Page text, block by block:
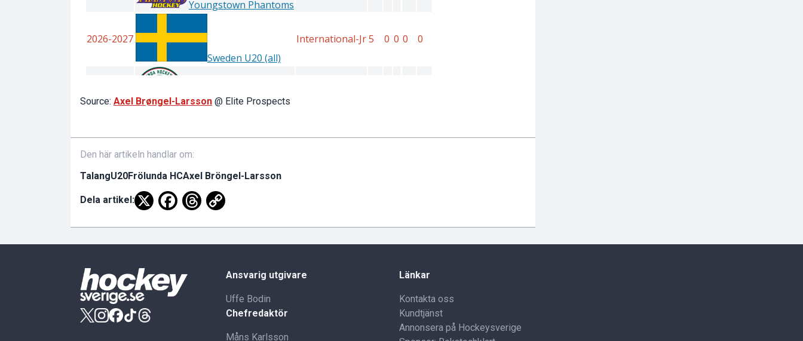
Source: Axel Brøngel-Larsson @ Elite Prospects
Den här artikeln handlar om:
TalangU20Frölunda HCAxel Bröngel-Larsson
Dela artikel:
Ansvarig utgivare
Uffe Bodin
Chefredaktör
Måns Karlsson
Länkar
Kontakta oss
Kundtjänst
Annonsera på Hockeysverige